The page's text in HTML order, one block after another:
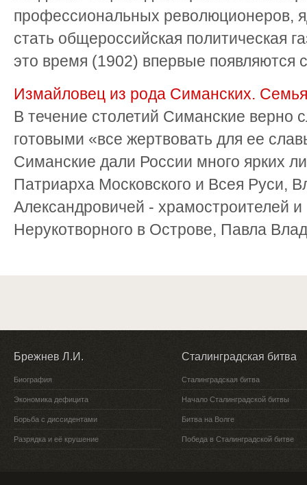
профессиональных революционеров,
стать общероссийская политическая
это время (1902) впервые появляются
Измайловец из рода Симанских.
В течение столетий Симанские верно
готовыми «все жертвовать для ее
Симанские дали России много ярких
Патриарха Московского и Всея Руси,
Александровичей - храмостроителей
Нерукотворного в Острове, Павла
Брежнев Л.И.
Биография
Экономика дефицита
Борьба с диссидентами
Разрядка и её крушение
Сталинградская битва
Сталинградская битва
Начало Сталинградской битвы
Битва на Волге
Победа в Сталинградской битве